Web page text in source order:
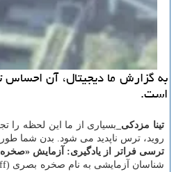
به گزارش ما دیجیتال، آن احساس
است.
تینا مزدکی_ بسیاری از ما این لحظه را
روید، ترس ناپدید می شود. بدن شما
ترسی فراتر از یادگیری: آزمایش